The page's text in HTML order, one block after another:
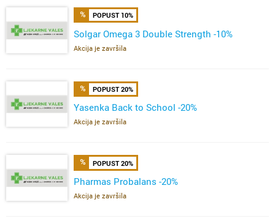
POPUST 10%
Solgar Omega 3 Double Strength -10%
Akcija je završila
POPUST 20%
Yasenka Back to School -20%
Akcija je završila
POPUST 20%
Pharmas Probalans -20%
Akcija je završila